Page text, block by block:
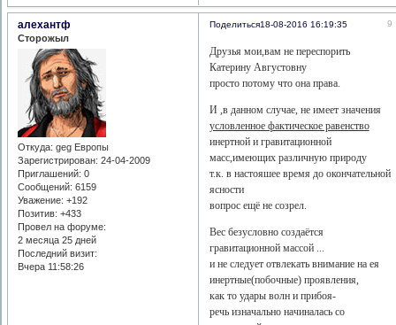
Поделиться 9
18-08-2016 16:19:35
алехантф
Сторожыл
Откуда: geg Европы
Зарегистрирован: 24-04-2009
Приглашений: 0
Сообщений: 6159
Уважение: +192
Позитив: +433
Провел на форуме:
2 месяца 25 дней
Последний визит:
Вчера 11:58:26
Друзья мои,вам не переспорить
Катерину Августовну
просто потому что она права.
И ,в данном случае, не имеет значения
условленное фактическое равенство
инертной и гравитационной
масс,имеющих различную природу
т.к. в настояшее время до окончательной
ясности
вопрос ещё не созрел.
Вес безусловно создаётся
гравитационной массой ...
и не следует отвлекать внимание на ея
инертные(побочные) проявления,
как то удары волн и прибоя-
речь изначально начиналась со